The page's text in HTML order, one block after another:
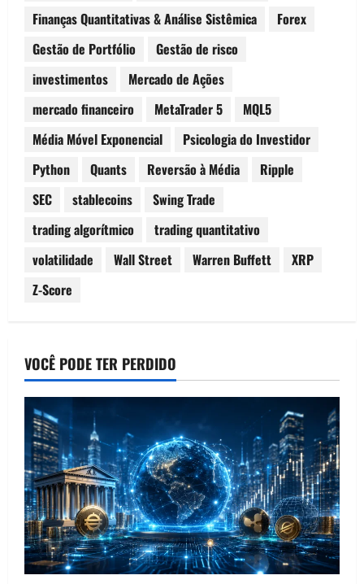
Finanças Quantitativas & Análise Sistêmica
Forex
Gestão de Portfólio
Gestão de risco
investimentos
Mercado de Ações
mercado financeiro
MetaTrader 5
MQL5
Média Móvel Exponencial
Psicologia do Investidor
Python
Quants Reversão à Média
Ripple
SEC
stablecoins
Swing Trade
trading algorítmico
trading quantitativo
volatilidade
Wall Street Warren Buffett
XRP
Z-Score
VOCÊ PODE TER PERDIDO